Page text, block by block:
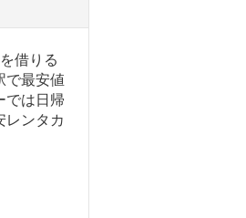
借りる
で最安値
では日帰
レンタカ